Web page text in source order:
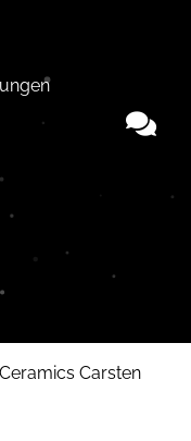
Carsten